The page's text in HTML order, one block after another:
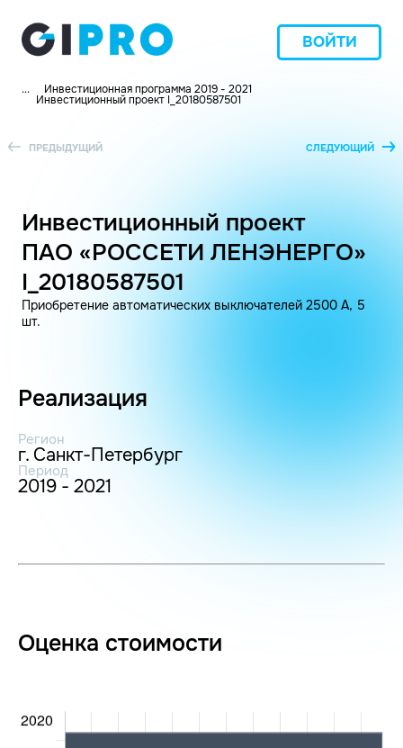
ВОЙТИ
... Инвестиционная программа 2019 - 2021
Инвестиционный проект I_20180587501
ПРЕДЫДУЩИЙ СЛЕДУЮЩИЙ
Инвестиционный проект
ПАО «РОССЕТИ ЛЕНЭНЕРГО»
I_20180587501
Приобретение автоматических выключателей 2500 А, 5
шт.
Реализация
Регион
г. Санкт-Петербург
Период
2019 - 2021
Оценка стоимости